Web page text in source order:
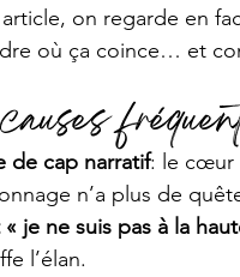
on regarde en
où ça coince… et
de cap narratif: le cœur
n’a plus de
« je ne suis pas à la
l’élan.